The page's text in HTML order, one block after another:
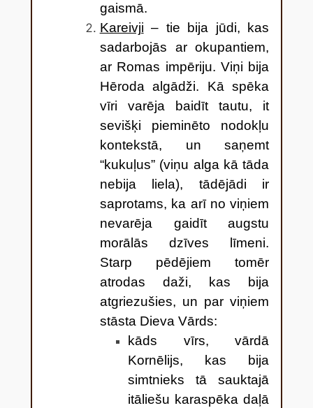
gaismā.
Kareivji – tie bija jūdi, kas
sadarbojās ar okupantiem,
ar Romas impēriju. Viņi bija
Hēroda algādži. Kā spēka
vīri varēja baidīt tautu, it
sevišķi pieminēto nodokļu
kontekstā, un saņemt
“kukuļus” (viņu alga kā tāda
nebija liela), tādējādi ir
saprotams, ka arī no viņiem
nevarēja gaidīt augstu
morālās dzīves līmeni.
Starp pēdējiem tomēr
atrodas daži, kas bija
atgriezušies, un par viņiem
stāsta Dieva Vārds:
kāds vīrs, vārdā
Kornēlijs, kas bija
simtnieks tā sauktajā
itāliešu karaspēka daļā